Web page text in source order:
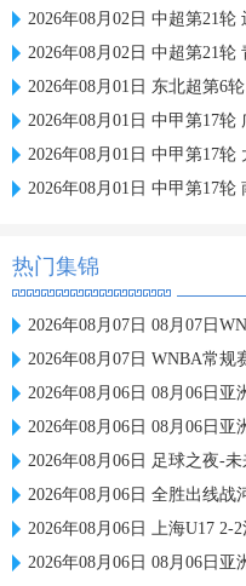
2026年08月02日 中超第21
2026年08月02日 中超第21
2026年08月01日 东北超第6
2026年08月01日 中甲第17
2026年08月01日 中甲第17
2026年08月01日 中甲第17
热门集锦
2026年08月07日 08月07日WNBA常
2026年08月07日 WNBA常规赛 拉
2026年08月06日 08月06日亚洲大学
2026年08月06日 08月06日亚洲大学生
2026年08月06日 足球之夜-未
2026年08月06日 全胜出线战河床U17
2026年08月06日 上海U17 2-2河床锁
2026年08月06日 08月06日亚洲大学生